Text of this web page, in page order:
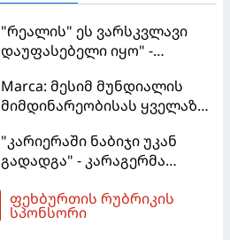
"რეალის" ეს ვარსკვლავი
დაუფასებელი იყო" -
თანაგუნდელზე ისაუბრა
Marca: მესიმ მუნდიალის
მიმდინარეობისას ყველაზე
"კარიერაში ნაბიჯი უკან
გადადგა" - კარაგერმა
ფეხბურთის რუბრიკის
სპონსორი